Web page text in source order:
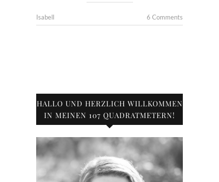
Isabell 6 Comments
HALLO UND HERZLICH WILLKOMMEN
IN MEINEN 107 QUADRATMETERN!